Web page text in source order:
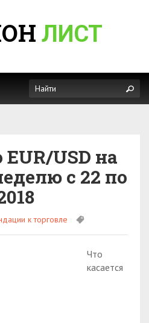
ЛИСТ
USD на
с 22 по
к торговле
Что
касается